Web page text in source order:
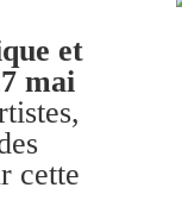
et
mai
cette